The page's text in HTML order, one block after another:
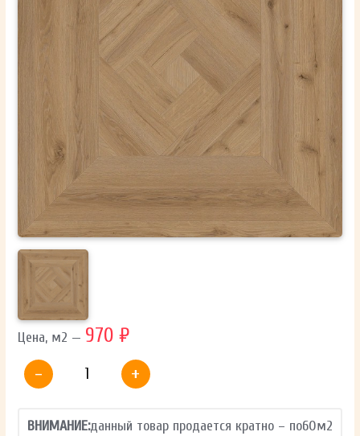
ОТПРАВИТЬ
Ваши данные не будут переданы третьим лицам
Цена, м2 — 970 ₽
-
+
ВНИМАНИЕ:данный товар продается кратно – по60м2